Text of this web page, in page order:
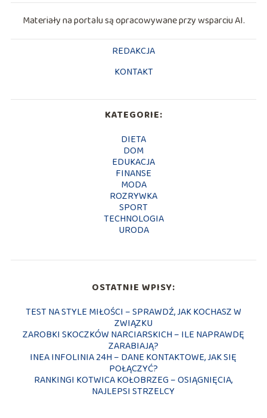
Materiały na portalu są opracowywane przy wsparciu AI.
REDAKCJA
KONTAKT
KATEGORIE:
DIETA
DOM
EDUKACJA
FINANSE
MODA
ROZRYWKA
SPORT
TECHNOLOGIA
URODA
OSTATNIE WPISY:
TEST NA STYLE MIŁOŚCI – SPRAWDŹ, JAK KOCHASZ W
ZWIĄZKU
ZAROBKI SKOCZKÓW NARCIARSKICH – ILE NAPRAWDĘ
ZARABIAJĄ?
INEA INFOLINIA 24H – DANE KONTAKTOWE, JAK SIĘ
POŁĄCZYĆ?
RANKINGI KOTWICA KOŁOBRZEG – OSIĄGNIĘCIA,
NAJLEPSI STRZELCY